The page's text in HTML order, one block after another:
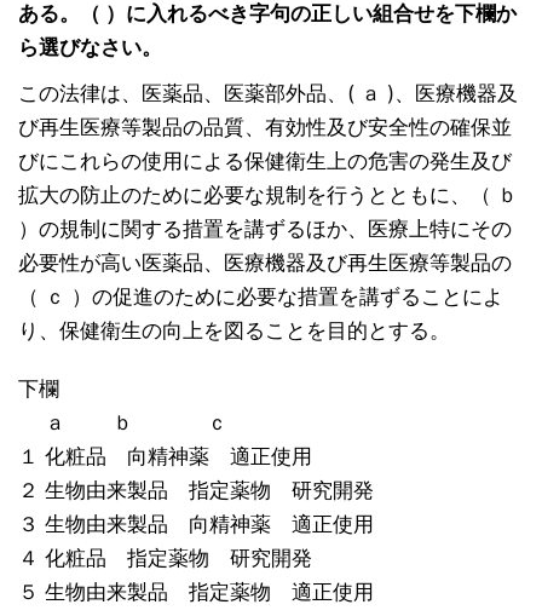
ある。（ ）に入れるべき字句の正しい組合せを下欄か
ら選びなさい。
この法律は、医薬品、医薬部外品、( ａ )、医療機器及
び再生医療等製品の品質、有効性及び安全性の確保並
びにこれらの使用による保健衛生上の危害の発生及び
拡大の防止のために必要な規制を行うとともに、（ ｂ
）の規制に関する措置を講ずるほか、医療上特にその
必要性が高い医薬品、医療機器及び再生医療等製品の
（ ｃ ）の促進のために必要な措置を講ずることによ
り、保健衛生の向上を図ることを目的とする。
下欄
ａ ｂ ｃ
１ 化粧品 向精神薬 適正使用
２ 生物由来製品 指定薬物 研究開発
３ 生物由来製品 向精神薬 適正使用
４ 化粧品 指定薬物 研究開発
５ 生物由来製品 指定薬物 適正使用